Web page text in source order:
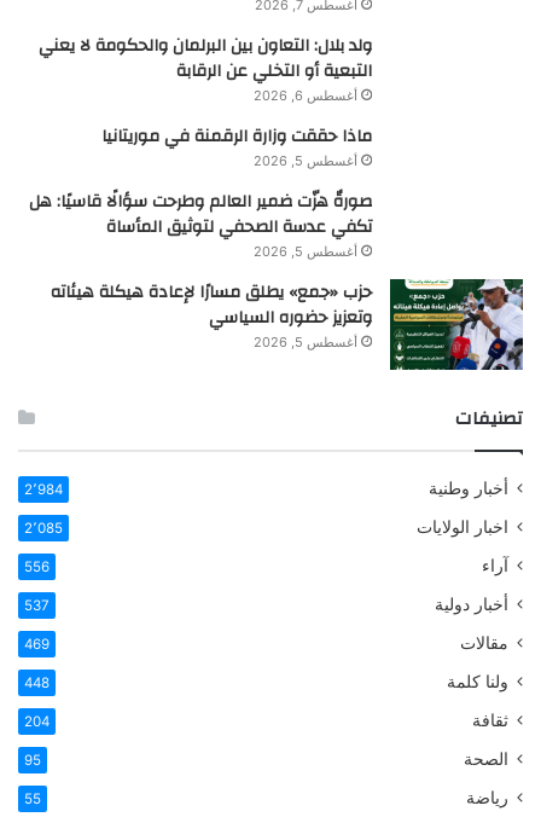
أغسطس 7, 2026
ولد بلال: التعاون بين البرلمان والحكومة لا يعني
التبعية أو التخلي عن الرقابة
أغسطس 6, 2026
ماذا حققت وزارة الرقمنة في موريتانيا
أغسطس 5, 2026
صورةٌ هزّت ضمير العالم وطرحت سؤالًا قاسيًا: هل
تكفي عدسة الصحفي لتوثيق المأساة
أغسطس 5, 2026
حزب «جمع» يطلق مسارًا لإعادة هيكلة هيئاته
وتعزيز حضوره السياسي
أغسطس 5, 2026
تصنيفات
أخبار وطنية 2٬984
اخبار الولايات 2٬085
آراء 556
أخبار دولية 537
مقالات 469
ولنا كلمة 448
ثقافة 204
الصحة 95
رياضة 55